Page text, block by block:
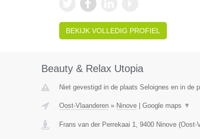
BEKIJK VOLLEDIG PROFIEL
Beauty & Relax Utopia
Niet gevestigd in de plaats Seloignes en in de
Oost-Vlaanderen» Ninove| Google maps ▼
Frans van der Perrekaai 1, 9400 Ninove(Oost-